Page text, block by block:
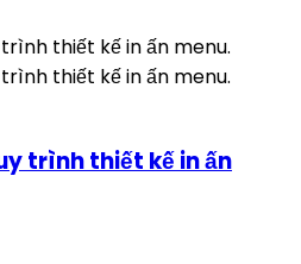
trình thiết kế in ấn